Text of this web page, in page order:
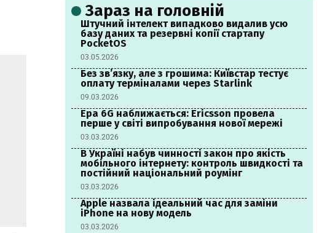
Зараз на головній
Штучний інтелект випадково видалив усю
базу даних та резервні копії стартапу
PocketOS
03.05.2026
Без зв’язку, але з грошима: Київстар тестує
оплату терміналами через Starlink
09.03.2026
Ера 6G наближається: Ericsson провела
перше у світі випробування нової мережі
03.03.2026
В Україні набув чинності закон про якість
мобільного інтернету: контроль швидкості та
постійний національний роумінг
03.03.2026
Apple назвала ідеальний час для заміни
iPhone на нову модель
03.03.2026